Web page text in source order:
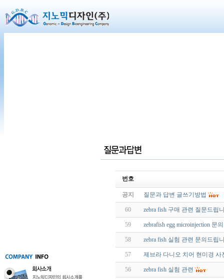
번호
공지 질문과 답변 글쓰기방법
60 zebra fish 구매 관련 질문드립
59 zebrafish egg microinjection 문의
58 zebra fish 실험 관련 문의드립
57 제브라 다니오 치어 현미경 사
56 zebra fish 실험 관련